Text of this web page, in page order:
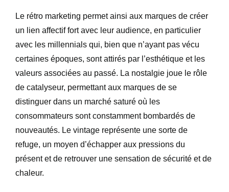
Le rétro marketing permet ainsi aux marques de créer
un lien affectif fort avec leur audience, en particulier
avec les millennials qui, bien que n’ayant pas vécu
certaines époques, sont attirés par l’esthétique et les
valeurs associées au passé. La nostalgie joue le rôle
de catalyseur, permettant aux marques de se
distinguer dans un marché saturé où les
consommateurs sont constamment bombardés de
nouveautés. Le vintage représente une sorte de
refuge, un moyen d’échapper aux pressions du
présent et de retrouver une sensation de sécurité et de
chaleur.